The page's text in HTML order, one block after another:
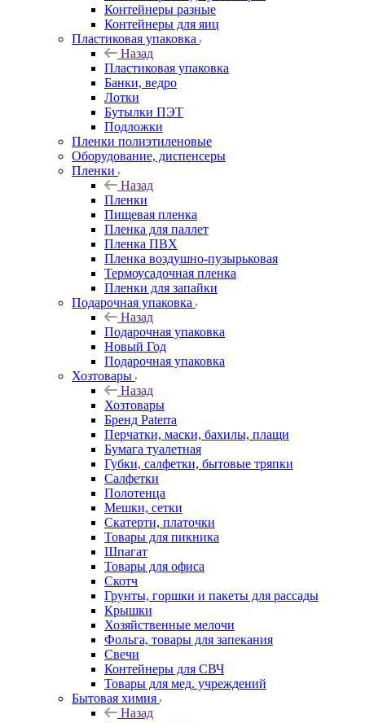
Контейнеры разные
Контейнеры для яиц
Пластиковая упаковка
Назад
Пластиковая упаковка
Банки, ведро
Лотки
Бутылки ПЭТ
Подложки
Пленки полиэтиленовые
Оборудование, диспенсеры
Пленки
Назад
Пленки
Пищевая пленка
Пленка для паллет
Пленка ПВХ
Пленка воздушно-пузырьковая
Термоусадочная пленка
Пленки для запайки
Подарочная упаковка
Назад
Подарочная упаковка
Новый Год
Подарочная упаковка
Хозтовары
Назад
Хозтовары
Бренд Paterra
Перчатки, маски, бахилы, плащи
Бумага туалетная
Губки, салфетки, бытовые тряпки
Салфетки
Полотенца
Мешки, сетки
Скатерти, платочки
Товары для пикника
Шпагат
Товары для офиса
Скотч
Грунты, горшки и пакеты для рассады
Крышки
Хозяйственные мелочи
Фольга, товары для запекания
Свечи
Контейнеры для СВЧ
Товары для мед. учреждений
Бытовая химия
Назад